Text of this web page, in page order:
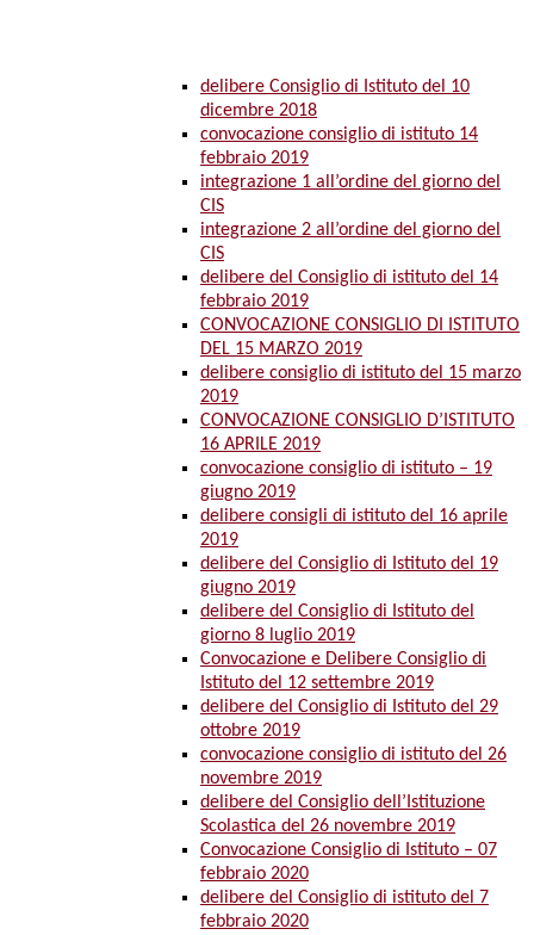
delibere Consiglio di Istituto del 10
dicembre 2018
convocazione consiglio di istituto 14
febbraio 2019
integrazione 1 all’ordine del giorno del
CIS
integrazione 2 all’ordine del giorno del
CIS
delibere del Consiglio di istituto del 14
febbraio 2019
CONVOCAZIONE CONSIGLIO DI ISTITUTO
DEL 15 MARZO 2019
delibere consiglio di istituto del 15 marzo
2019
CONVOCAZIONE CONSIGLIO D’ISTITUTO
16 APRILE 2019
convocazione consiglio di istituto – 19
giugno 2019
delibere consigli di istituto del 16 aprile
2019
delibere del Consiglio di Istituto del 19
giugno 2019
delibere del Consiglio di Istituto del
giorno 8 luglio 2019
Convocazione e Delibere Consiglio di
Istituto del 12 settembre 2019
delibere del Consiglio di Istituto del 29
ottobre 2019
convocazione consiglio di istituto del 26
novembre 2019
delibere del Consiglio dell’Istituzione
Scolastica del 26 novembre 2019
Convocazione Consiglio di Istituto – 07
febbraio 2020
delibere del Consiglio di istituto del 7
febbraio 2020